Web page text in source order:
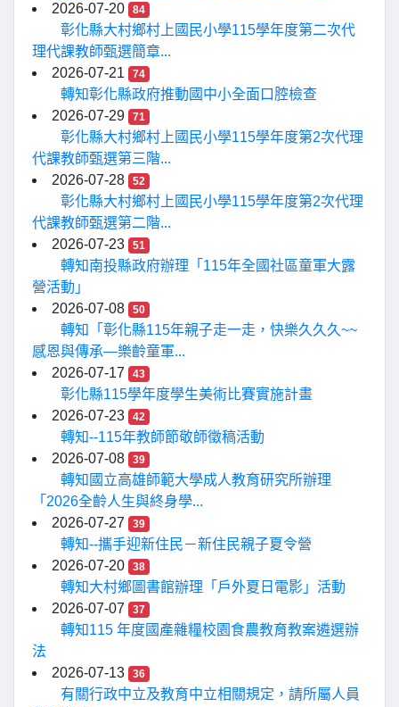
2026-07-20
84
彰化縣大村鄉村上國民小學115學年度第二次代
理代課教師甄選簡章...
2026-07-21
74
轉知彰化縣政府推動國中小全面口腔檢查
2026-07-29
71
彰化縣大村鄉村上國民小學115學年度第2次代理
代課教師甄選第三階...
2026-07-28
52
彰化縣大村鄉村上國民小學115學年度第2次代理
代課教師甄選第二階...
2026-07-23
51
轉知南投縣政府辦理「115年全國社區童軍大露
營活動」
2026-07-08
50
轉知「彰化縣115年親子走一走，快樂久久久~~
感恩與傳承—樂齡童軍...
2026-07-17
43
彰化縣115學年度學生美術比賽實施計畫
2026-07-23
42
轉知--115年教師節敬師徵稿活動
2026-07-08
39
轉知國立高雄師範大學成人教育研究所辦理
「2026全齡人生與終身學...
2026-07-27
39
轉知--攜手迎新住民－新住民親子夏令營
2026-07-20
38
轉知大村鄉圖書館辦理「戶外夏日電影」活動
2026-07-07
37
轉知115 年度國產雜糧校園食農教育教案遴選辦
法
2026-07-13
36
有關行政中立及教育中立相關規定，請所屬人員